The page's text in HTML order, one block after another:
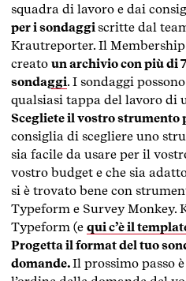
squadra di lavoro e dai
per i sondaggi scritte dal
Krautreporter. Il
creato un archivio con più di
sondaggi. I sondaggi
qualsiasi tappa del lavoro di
Scegliete il vostro strumento
consiglia di scegliere uno
sia facile da usare per il
vostro budget e che sia
si è trovato bene con
Typeform e Survey Monkey.
Typeform (e qui c’è il
Progetta il format del tuo
domande.Il prossimo passo